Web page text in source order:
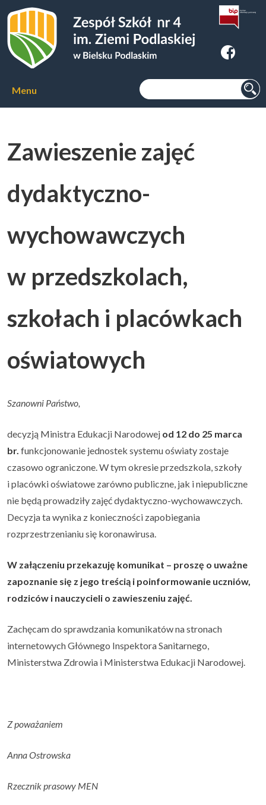
Zespoł Szkół nr 4 im. Ziemi
Podlaskiej w Bielsku Podlaskim
Szukaj:
Menu
O szkole
Kierunki kształcenia
Kursy zawodowe
Rekrutacja
Kontakt
Zawieszenie zajęć
dydaktyczno-
wychowawczych
w przedszkolach,
szkołach i placówkach
oświatowych
Szanowni Państwo,
decyzją Ministra Edukacji Narodowej od 12 do 25 marca
br. funkcjonowanie jednostek systemu oświaty zostaje
czasowo ograniczone. W tym okresie przedszkola, szkoły
i placówki oświatowe zarówno publiczne, jak i niepubliczne
nie będą prowadziły zajęć dydaktyczno-wychowawczych.
Decyzja ta wynika z konieczności zapobiegania
rozprzestrzenianiu się koronawirusa.
W załączeniu przekazuję komunikat – proszę o uważne
zapoznanie się z jego treścią i poinformowanie uczniów,
rodziców i nauczycieli o zawieszeniu zajęć.
Zachęcam do sprawdzania komunikatów na stronach
internetowych Głównego Inspektora Sanitarnego,
Ministerstwa Zdrowia i Ministerstwa Edukacji Narodowej.
Z poważaniem
Anna Ostrowska
Rzecznik prasowy MEN